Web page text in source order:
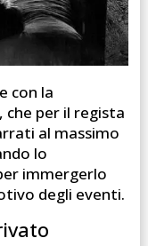
con la
per il regista
al massimo
lo
immergerlo
degli eventi.